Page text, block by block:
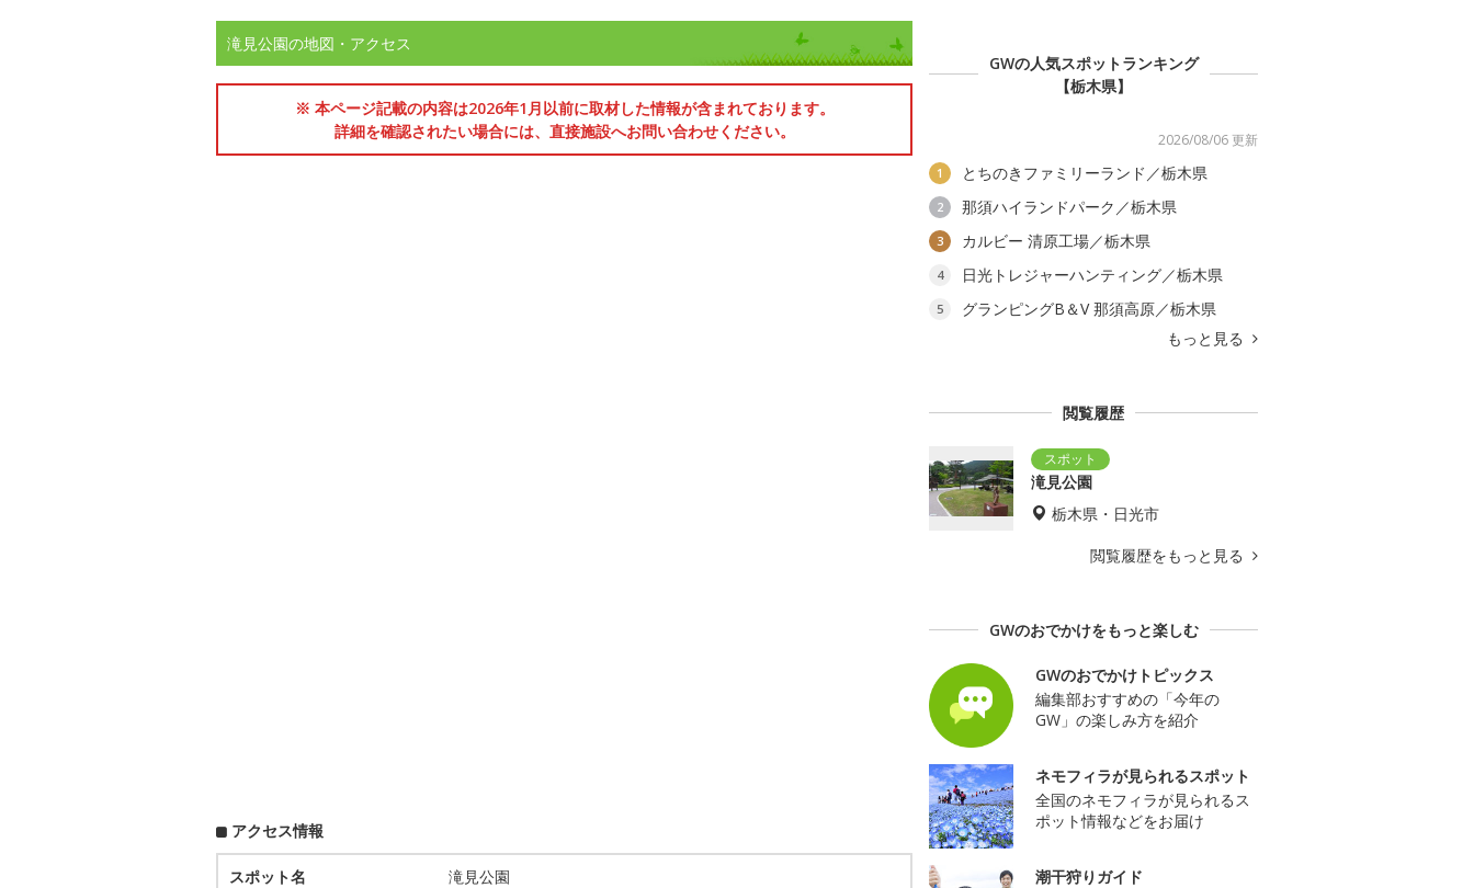
滝見公園の地図・アクセス
※ 本ページ記載の内容は2026年1月以前に取材した情報が含まれております。
詳細を確認されたい場合には、直接施設へお問い合わせください。
アクセス情報
スポット名 滝見公園
GWの人気スポットランキング
【栃木県】
2026/08/06 更新
1 とちのきファミリーランド／栃木県
2 那須ハイランドパーク／栃木県
3 カルビー 清原工場／栃木県
4 日光トレジャーハンティング／栃木県
5
グランピングB＆V 那須高原／栃木県
もっと見る
閲覧履歴
滝見公園
栃木県・日光市
閲覧履歴をもっと見る
GWのおでかけをもっと楽しむ
GWのおでかけトピックス
編集部おすすめの「今年の
GW」の楽しみ方を紹介
ネモフィラが見られるスポット
全国のネモフィラが見られるス
ポット情報などをお届け
潮干狩りガイド